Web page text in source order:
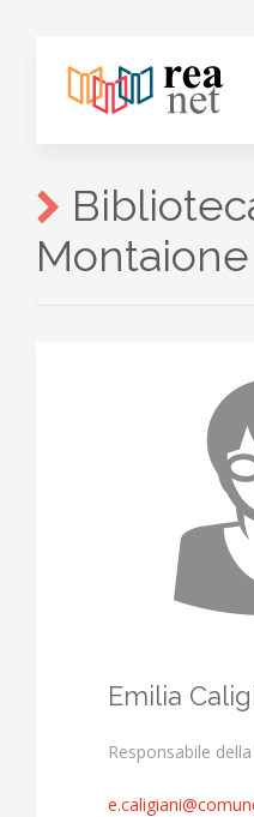
Montaione
Emilia
Responsabile